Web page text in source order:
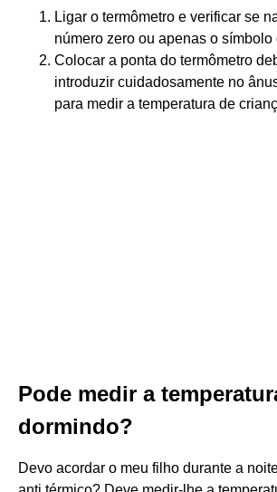
Ligar o termômetro e verificar se
número zero ou apenas o símbolo
Colocar a ponta do termômetro
introduzir cuidadosamente no
para medir a temperatura de
Pode medir a
dormindo?
Devo acordar o meu filho durante a